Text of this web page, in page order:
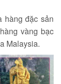
hàng đặc sản
vàng bạc
Malaysia.